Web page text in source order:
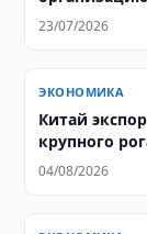
23/07/2026
ЭКОНОМИКА
Китай
крупного
04/08/2026